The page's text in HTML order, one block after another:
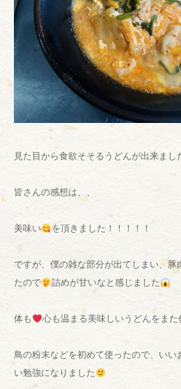
見た目から食欲そそるうどんが出来まし
皆さんの感想は、、
美味い を頂きました！！！！！
ですが、僕の雑な部分が出てしまい、豚
たので
詰めが甘いなと感じました
体も 心も温まる美味しいうどんをまた
鳥の粉末などを初めて使ったので、い
い勉強になりました